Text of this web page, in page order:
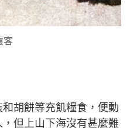
客
胡餅等充飢糧食，便動
但上山下海沒有甚麼難